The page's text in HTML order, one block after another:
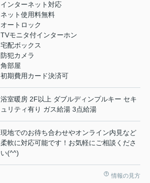
インターネット対応
ネット使用料無料
オートロック
TVモニタ付インターホン
宅配ボックス
防犯カメラ
角部屋
初期費用カード決済可
浴室暖房 2F以上 ダブルディンプルキー セキ
ュリティ有り ガス給湯 3点給湯
現地でのお待ち合わせやオンライン内見など
柔軟に対応可能です！お気軽にご相談くださ
い(^^)
情報の見方